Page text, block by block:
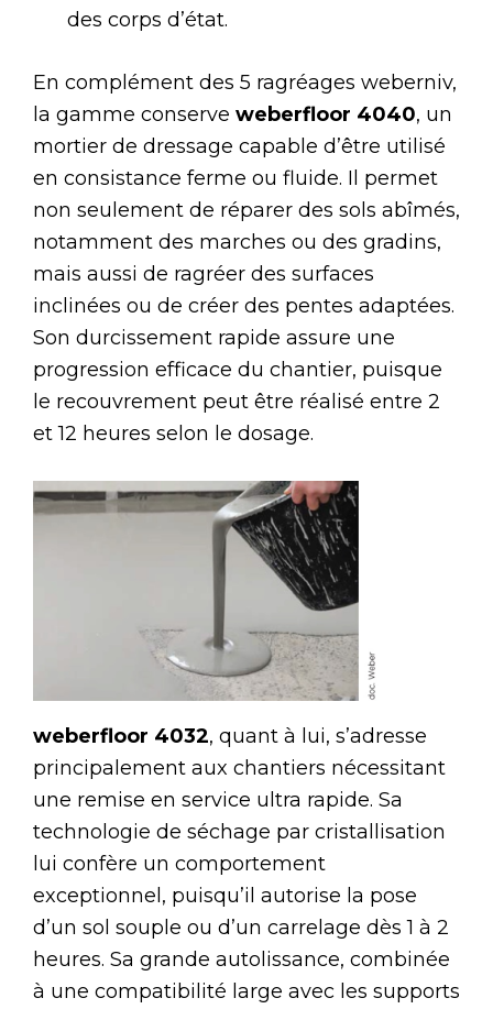
des corps d’état.
En complément des 5 ragréages weberniv,
la gamme conserve weberfloor 4040, un
mortier de dressage capable d’être utilisé
en consistance ferme ou fluide. Il permet
non seulement de réparer des sols abîmés,
notamment des marches ou des gradins,
mais aussi de ragréer des surfaces
inclinées ou de créer des pentes adaptées.
Son durcissement rapide assure une
progression efficace du chantier, puisque
le recouvrement peut être réalisé entre 2
et 12 heures selon le dosage.
weberfloor 4032, quant à lui, s’adresse
principalement aux chantiers nécessitant
une remise en service ultra rapide. Sa
technologie de séchage par cristallisation
lui confère un comportement
exceptionnel, puisqu’il autorise la pose
d’un sol souple ou d’un carrelage dès 1 à 2
heures. Sa grande autolissance, combinée
à une compatibilité large avec les supports